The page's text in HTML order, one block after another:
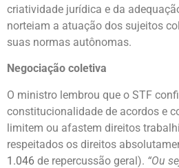
criatividade jurídica e da
norteiam a atuação dos sujeitos
suas normas autônomas.
Negociação coletiva
O ministro lembrou que o STF
constitucionalidade de acordos e
limitem ou afastem direitos
respeitados os direitos
1.046 de repercussão geral). “Ou